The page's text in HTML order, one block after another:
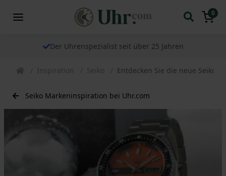
0
Der Uhrenspezialist seit über 25 Jahren
Inspiration Seiko Entdecken Sie die neue Seiko
Seiko Markeninspiration bei Uhr.com